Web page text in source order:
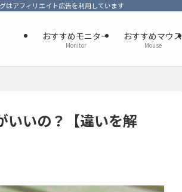
はアフィリエイト広告を利用しています
おすすめモニター
Monitor
おすすめマウス
Mouse
いいの？【違いを解